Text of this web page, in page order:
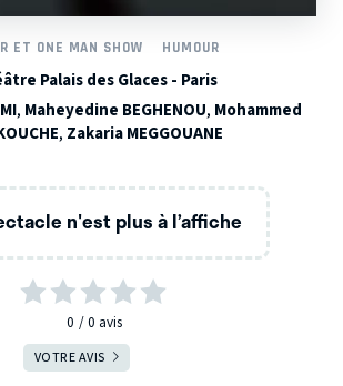
ET ONE MAN SHOW HUMOUR
Palais des Glaces - Paris
, Maheyedine BEGHENOU, Mohammed
, Zakaria MEGGOUANE
n'est plus à l’affiche
0 0 avis
VOTRE AVIS